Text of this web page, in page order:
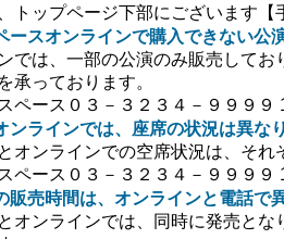
トップページ下部にございます【
ースオンラインで購入できない公
では、一部の公演のみ販売して
承っております。
ペース０３－３２３４－９９９９
ンラインでは、座席の状況は異な
オンラインでの空席状況は、それ
ペース０３－３２３４－９９９９
販売時間は、オンラインと電話で
オンラインでは、同時に発売と